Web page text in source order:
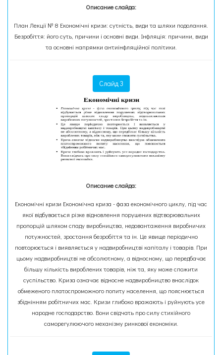
Описание слайда:
План Лекції № 8 Економічні кризи: сутність, види та шляхи подолання.
Безробіття: його суть, причини і основні види. Інфляція: причини, види
та основні напрямки антиінфляційної політики.
Слайд 3
Описание слайда:
Економічні кризи Економічна криза - фаза економічного циклу, під час
якої відбувається різке відновлення порушених відтворювальних
пропорцій шляхом спаду виробництва, недовантаження виробничих
потужностей, зростання безробіття та ін. Це явище періодично
повторюється і виявляється у надвиробництві капіталу і товарів. При
цьому надвиробництві не абсолютному, а відносному, що передбачає
більшу кількість вироблених товарів, ніж та, яку може спожити
суспільство. Криза означає відносне надвиробництво внаслідок
обмеженого платоспроможного попиту населення, що пояснюється
збіднінням робітничих мас. Кризи глибоко вражають і руйнують усе
народне господарство. Вони свідчать про силу стихійного
саморегулюючого механізму ринкової економіки.